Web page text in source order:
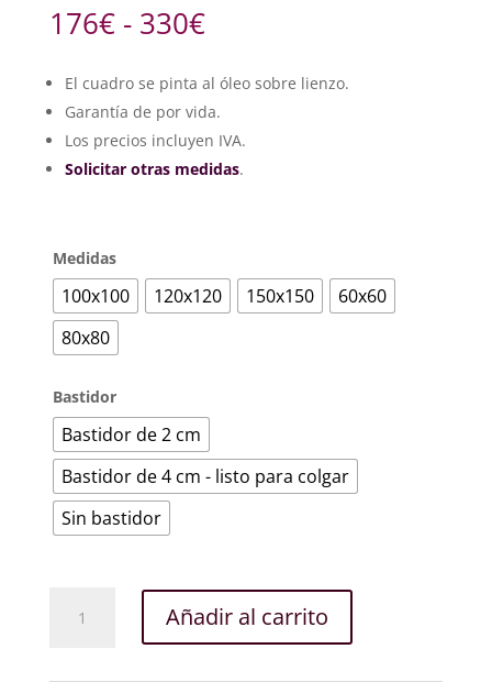
176€ - 330€Rango
de
precios:
desde
176€
hasta
330€
El cuadro se pinta al óleo sobre lienzo.
Garantía de por vida.
Los precios incluyen IVA.
Solicitar otras medidas.
Medidas
100x100 120x120 150x150
60x60
80x80
Bastidor
Bastidor de 2 cm
Bastidor de 4 cm - listo para colgar
Sin bastidor
Añadir al carrito